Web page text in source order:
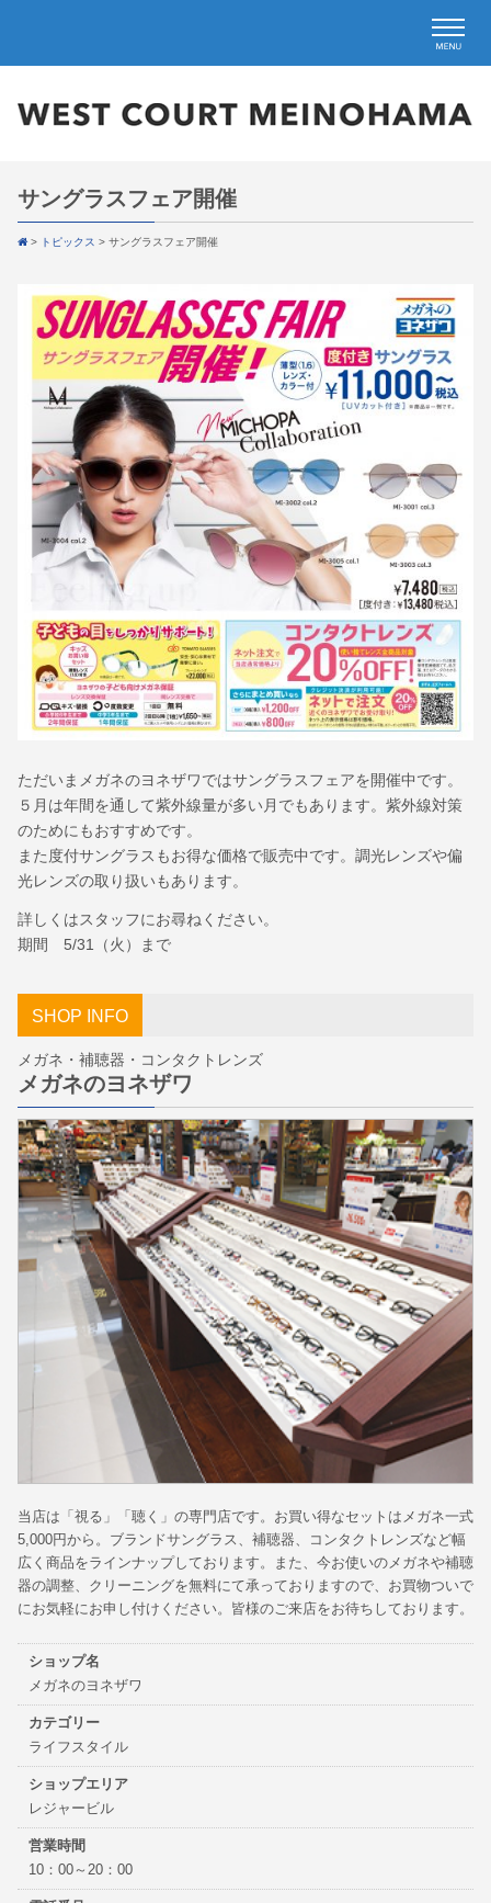
サングラスフェア開催
> トピックス > サングラスフェア開催
ただいまメガネのヨネザワではサングラスフェアを開催中です。
５月は年間を通して紫外線量が多い月でもあります。紫外線対策
のためにもおすすめです。
また度付サングラスもお得な価格で販売中です。調光レンズや偏
光レンズの取り扱いもあります。
詳しくはスタッフにお尋ねください。
期間 5/31（火）まで
SHOP INFO
メガネ・補聴器・コンタクトレンズ
メガネのヨネザワ
当店は「視る」「聴く」の専門店です。お買い得なセットはメガネ一式
5,000円から。ブランドサングラス、補聴器、コンタクトレンズなど幅
広く商品をラインナップしております。また、今お使いのメガネや補聴
器の調整、クリーニングを無料にて承っておりますので、お買物ついで
にお気軽にお申し付けください。皆様のご来店をお待ちしております。
ショップ名
メガネのヨネザワ
カテゴリー
ライフスタイル
ショップエリア
レジャービル
営業時間
10：00～20：00